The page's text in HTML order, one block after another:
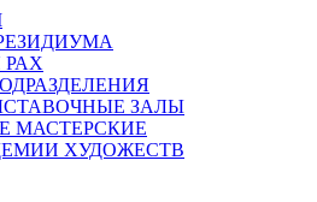
РАХ
ЗАЛЫ
МАСТЕРСКИЕ
ХУДОЖЕСТВ